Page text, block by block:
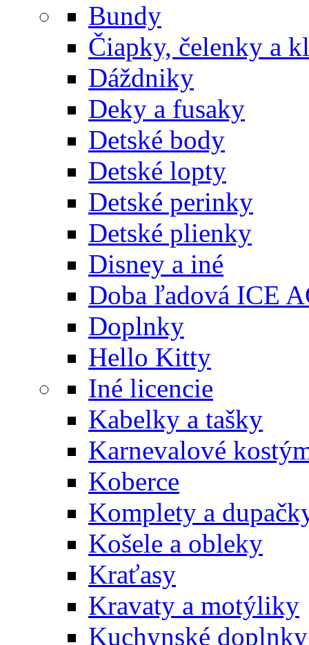
Bundy
Čiapky, čelenky a
Dáždniky
Deky a fusaky
Detské body
Detské lopty
Detské perinky
Detské plienky
Disney a iné
Doba ľadová ICE
Doplnky
Hello Kitty
Iné licencie
Kabelky a tašky
Karnevalové
Koberce
Komplety a
Košele a obleky
Kraťasy
Kravaty a motýliky
Kuchynské doplnky